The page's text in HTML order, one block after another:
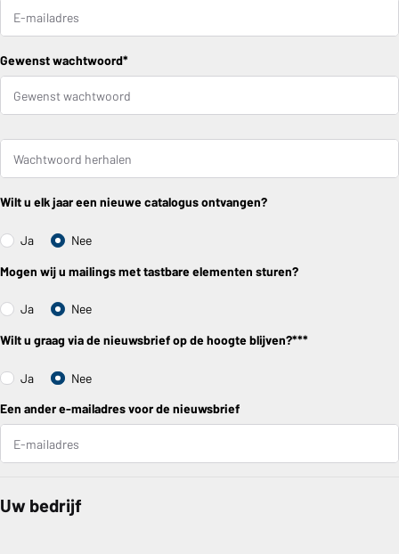
Gewenst wachtwoord*
Wilt u elk jaar een nieuwe catalogus ontvangen?
Ja Nee
Mogen wij u mailings met tastbare elementen sturen?
Ja Nee
Wilt u graag via de nieuwsbrief op de hoogte blijven?***
Ja Nee
Een ander e-mailadres voor de nieuwsbrief
Uw bedrijf